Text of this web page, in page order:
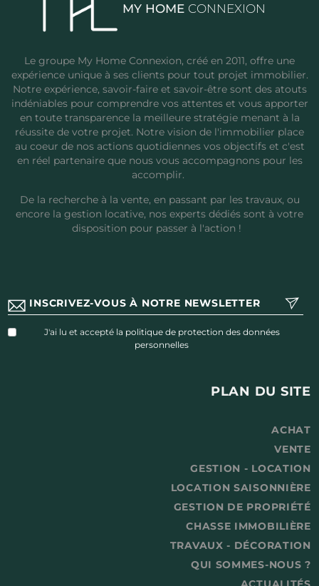
MY HOME CONNEXION
Le groupe My Home Connexion, créé en 2011, offre une
expérience unique à ses clients pour tout projet immobilier.
Notre expérience, savoir-faire et savoir-être sont des atouts
indéniables pour comprendre vos attentes et vous apporter
en toute transparence la meilleure stratégie menant à la
réussite de votre projet. Notre vision de l'immobilier place
au coeur de nos actions quotidiennes vos objectifs et c'est
en réel partenaire que nous vous accompagnons pour les
accomplir.
De la recherche à la vente, en passant par les travaux, ou
encore la gestion locative, nos experts dédiés sont à votre
disposition pour passer à l'action !
J'ai lu et accepté la politique de protection des données
personnelles
PLAN DU SITE
ACHAT
VENTE
GESTION - LOCATION
LOCATION SAISONNIÈRE
GESTION DE PROPRIÉTÉ
CHASSE IMMOBILIÈRE
TRAVAUX - DÉCORATION
QUI SOMMES-NOUS ?